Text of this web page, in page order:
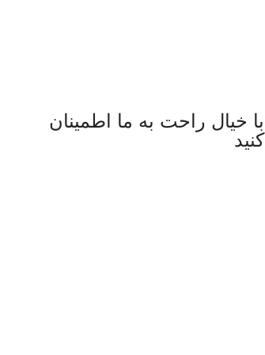
با خیال راحت به ما اطمینان
کنید